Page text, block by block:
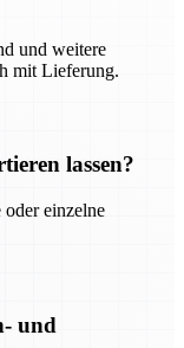
und weitere
mit Lieferung.
lassen?
einzelne
und